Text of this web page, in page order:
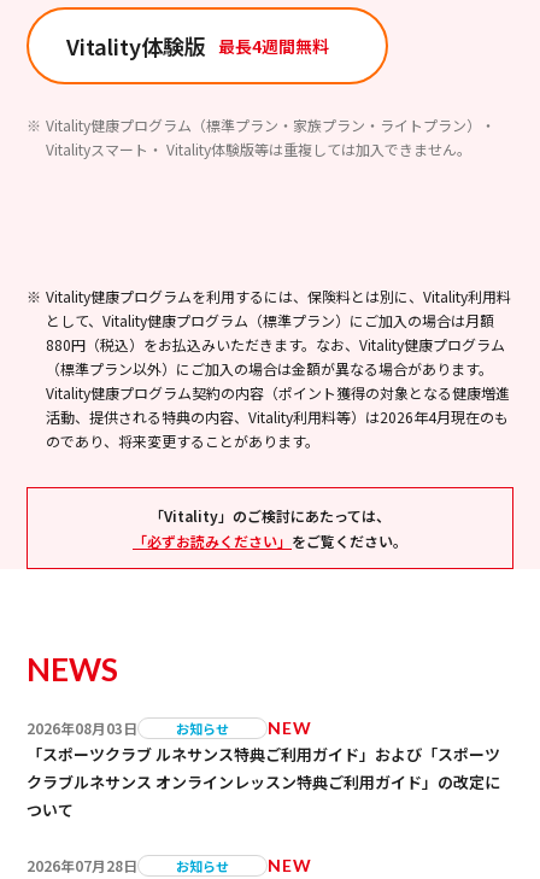
Vitality体験版 最長4週間無料
Vitality健康プログラム（標準プラン・家族プラン・ライトプラン）・
Vitalityスマート・ Vitality体験版等は重複しては加入できません。
Vitality健康プログラムを利用するには、保険料とは別に、Vitality利用料
として、Vitality健康プログラム（標準プラン）にご加入の場合は月額
880円（税込）をお払込みいただきます。なお、Vitality健康プログラム
（標準プラン以外）にご加入の場合は金額が異なる場合があります。
Vitality健康プログラム契約の内容（ポイント獲得の対象となる健康増進
活動、提供される特典の内容、Vitality利用料等）は2026年4月現在のも
のであり、将来変更することがあります。
「Vitality」のご検討にあたっては、
「必ずお読みください」 をご覧ください。
NEWS
2026年08月03日 お知らせ NEW
「スポーツクラブ ルネサンス特典ご利用ガイド」および「スポーツ
クラブルネサンス オンラインレッスン特典ご利用ガイド」の改定に
ついて
2026年07月28日 お知らせ NEW